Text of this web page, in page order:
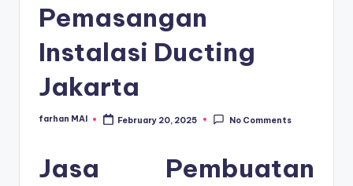
Pemasangan
Instalasi Ducting
Jakarta
Posted
farhan MAI February 20, 2025 No Comments
Jasa Pembuatan